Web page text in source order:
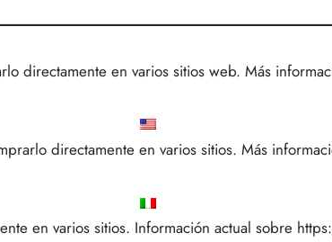
directamente en varios sitios web. Más
directamente en varios sitios. Más
en varios sitios. Información actual sobre